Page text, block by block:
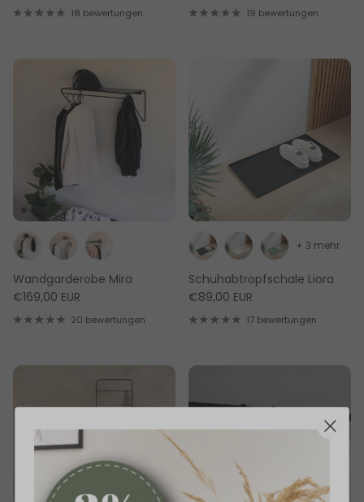
18 bewertungen 19 bewertungen
Wandgarderobe Mira
€169,00 EUR
20 bewertungen
Schuhabtropfschale Liora
€89,00 EUR
+ 3 mehr
17 bewertungen